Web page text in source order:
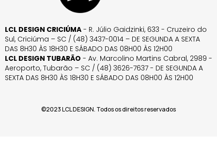
LCL DESIGN CRICIÚMA - R. Júlio Gaidzinki, 633 - Cruzeiro do
Sul, Criciúma – SC / (48) 3437-0014 – DE SEGUNDA A SEXTA
DAS 8H30 ÀS 18H30 E SÁBADO DAS 08H00 ÀS 12H00
LCL DESIGN TUBARÃO - Av. Marcolino Martins Cabral, 2989 -
Aeroporto, Tubarão – SC / (48) 3626-7637 - DE SEGUNDA A
SEXTA DAS 8H30 ÀS 18H30 E SÁBADO DAS 08H00 ÀS 12H00
©2023 LCL DESIGN. Todos os direitos reservados